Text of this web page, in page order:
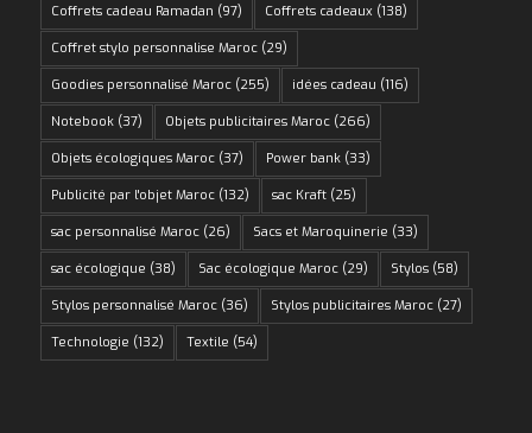
Coffrets cadeau Ramadan (97) Coffrets cadeaux (138)
Coffret stylo personnalise Maroc(29)
Goodies personnalisé Maroc(255) idées cadeau (116)
Notebook(37) Objets publicitaires Maroc(266)
Objets écologiques Maroc(37) Power bank(33)
Publicité par l'objet Maroc(132) sac Kraft(25)
sac personnalisé Maroc(26) Sacs et Maroquinerie (33)
sac écologique (38) Sac écologique Maroc(29) Stylos(58)
Stylos personnalisé Maroc(36) Stylos publicitaires Maroc(27)
Technologie (132) Textile (54)